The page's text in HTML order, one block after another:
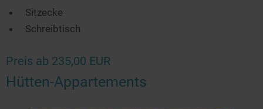
Sitzecke
Schreibtisch
Preis ab 235,00 EUR
Hütten-Appartements